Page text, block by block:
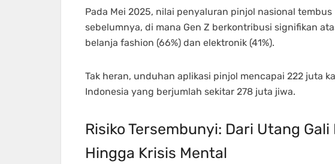
Pada Mei 2025, nilai penyaluran pinjol nasional
sebelumnya, di mana Gen Z berkontribusi signifikan
belanja fashion (66%) dan elektronik (41%).
Tak heran, unduhan aplikasi pinjol mencapai 222 juta
Indonesia yang berjumlah sekitar 278 juta jiwa.
Risiko Tersembunyi: Dari Utang
Hingga Krisis Mental